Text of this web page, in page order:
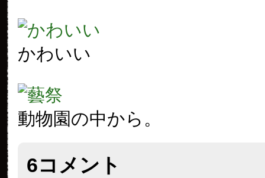
かわいい
動物園の中から。
6コメント